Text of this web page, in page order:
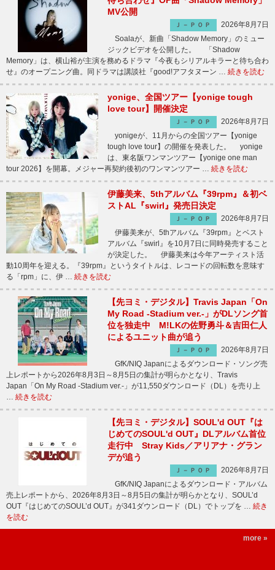
MV公開
Ｊ－ＰＯＰ
2026年8月7日
Soalaが、新曲「Shadow Memory」のミュー
ジックビデオを公開した。 「Shadow
Memory」は、横山裕が主演を務めるドラマ『今夜もシリアルキラーと待ち合わ
せ』のオープニング曲。同ドラマは講談社『good!アフタヌーン … 続きを読む
yonige、全国ツアー【yonige tough
love tour】開催決定
Ｊ－ＰＯＰ
2026年8月7日
yonigeが、11月からの全国ツアー【yonige
tough love tour】の開催を発表した。 yonige
は、東名阪ワンマンツアー【yonige one man
tour 2026】を開幕。メジャー再契約後初のワンマンツアー … 続きを読む
伊藤美来、5thアルバム『39rpm』＆初ベ
ストAL『swirl』発売日決定
Ｊ－ＰＯＰ
2026年8月7日
伊藤美来が、5thアルバム『39rpm』とベスト
アルバム『swirl』を10月7日に同時発売すること
が決定した。 伊藤美来は今年アーティスト活
動10周年を迎える。『39rpm』というタイトルは、レコードの回転数を意味す
る「rpm」に、伊 … 続きを読む
【先ヨミ・デジタル】Travis Japan「On
My Road -Stadium ver.-」がDLソング首
位を独走中 M!LKの佐野勇斗＆吉田仁人
によるユニット曲が追う
Ｊ－ＰＯＰ
2026年8月7日
GfK/NIQ Japanによるダウンロード・ソング売
上レポートから2026年8月3日～8月5日の集計が明らかとなり、Travis
Japan「On My Road -Stadium ver.-」が11,550ダウンロード（DL）を売り上
… 続きを読む
【先ヨミ・デジタル】SOUL'd OUT『は
じめてのSOUL'd OUT』DLアルバム首位
走行中 Stray Kids／アリアナ・グラン
デが追う
Ｊ－ＰＯＰ
2026年8月7日
GfK/NIQ Japanによるダウンロード・アルバム
売上レポートから、2026年8月3日～8月5日の集計が明らかとなり、SOUL’d
OUT『はじめてのSOUL’d OUT』が341ダウンロード（DL）でトップを … 続き
を読む
more »